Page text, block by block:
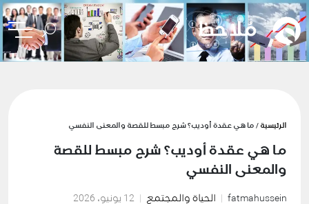
الرئيسية / ما هي عقدة أوديب؟ شرح مبسط للقصة والمعنى النفسي
ما هي عقدة أوديب؟ شرح مبسط للقصة
والمعنى النفسي
fatmahussein الحياة والمجتمع 12 يونيو، 2026